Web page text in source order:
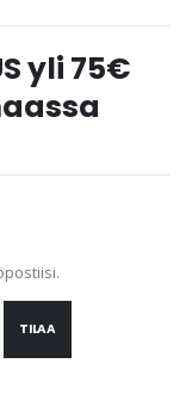
yli 75€
TILAA